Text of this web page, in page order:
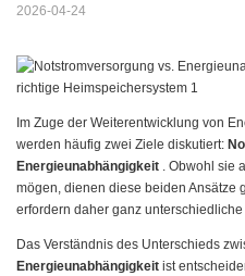
2026-04-24
Im Zuge der Weiterentwicklung von
werden häufig zwei Ziele diskutiert:
Energieunabhängigkeit . Obwohl sie
mögen, dienen diese beiden Ansätze
erfordern daher ganz
Das Verständnis des Unterschieds
Energieunabhängigkeit ist